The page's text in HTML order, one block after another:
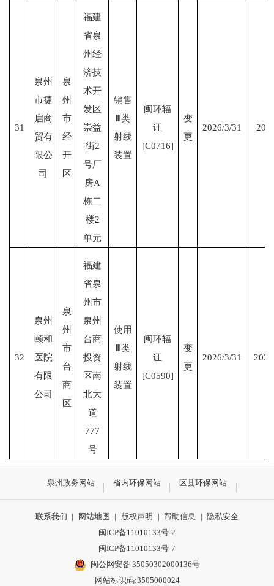
31
泉州
市捷
启商
贸有
限公
司
泉
州
市
经
开
区
福建
省泉
州经
济技
术开
发区
崇益
街2
号厂
房A
栋二
楼2
单元
销售
Ⅲ类
射线
装置
闽环辐
证
[C0716]
变
更
2026/3/31
32
泉州
颐和
医院
有限
公司
泉
州
市
台
商
区
福建
省泉
州市
泉州
台商
投资
区南
北大
道
777
号
使用
Ⅲ类
射线
装置
闽环辐
证
[C0590]
变
更
2026/3/31
泉州政务网站 省内环保网站 区县环保网站
联系我们 | 网站地图 | 版权声明 | 帮助信息 | 隐私安全
闽ICP备11010133号-2
闽ICP备11010133号-7
闽公网安备 35050302000136号
网站标识码:3505000024